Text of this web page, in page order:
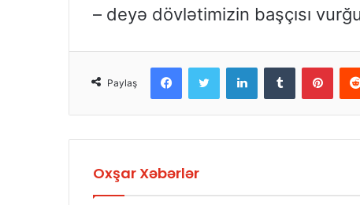
– deyə dövlətimizin başçısı
Paylaş
Oxşar Xəbərlər